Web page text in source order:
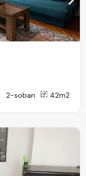
2-soban 42m2